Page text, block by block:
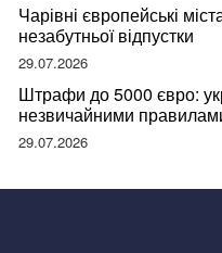
Чарівні європейські
незабутньої відпустки
29.07.2026
Штрафи до 5000 євро:
незвичайними
правдою
29.07.2026